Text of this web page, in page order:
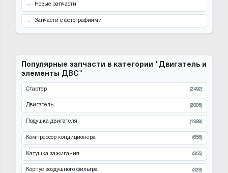
Новые запчасти
Запчасти с фотографиями
Популярные запчасти в категории "Двигатель и
элементы ДВС"
Стартер (2492)
Двигатель (2005)
Подушка двигателя (1398)
Компрессор кондиционера (656)
Катушка зажигания (355)
Корпус воздушного фильтра (328)